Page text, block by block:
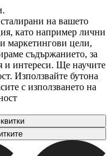
на вашето
като например лични
маркетингови цели,
съдържанието, за
и интереси. Ще научите
Използвайте бутона
с използването на